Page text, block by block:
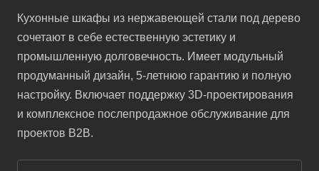
Кухонные шкафы из нержавеющей стали под дерево
сочетают в себе естественную эстетику и
промышленную долговечность. Имеет модульный
продуманный дизайн, 5-летнюю гарантию и полную
настройку. Включает поддержку 3D-проектирования
и комплексное послепродажное обслуживание для
проектов B2B.